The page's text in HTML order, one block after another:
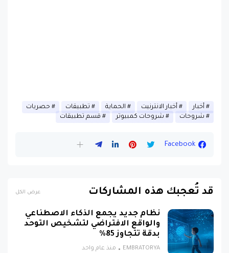
أخبار أخبار الانترنيت الحماية تطبيقات
حصريات
شروحات
شروحات كمبيوتر قسم تطبيقات
Facebook
قد تُعجبك هذه المشاركات عرض الكل
نظام جديد يجمع الذكاء الاصطناعي
والواقع الافتراضي لتشخيص التوحد
بدقة تتجاوز 85%
EMBRATORYA منذ عام واحد